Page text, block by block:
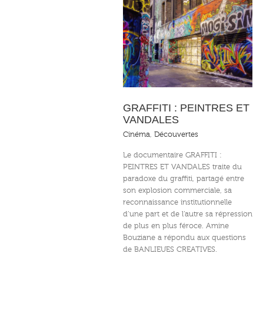
GRAFFITI : PEINTRES ET
VANDALES
Cinéma, Découvertes
Le documentaire GRAFFITI :
PEINTRES ET VANDALES traite du
paradoxe du graffiti, partagé entre
son explosion commerciale, sa
reconnaissance institutionnelle
d’une part et de l’autre sa répression
de plus en plus féroce. Amine
Bouziane a répondu aux questions
de BANLIEUES CREATIVES.
I have a dream … par HMCee Da
Duke